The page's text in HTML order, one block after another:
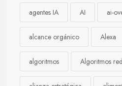
agentes IA AI ai-
alcance orgánico Alexa
algoritmos Algoritmos